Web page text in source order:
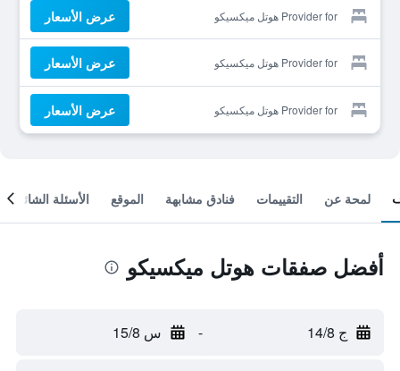
Provider for هوتل ميكسيكو عرض الأسعار
Provider for هوتل ميكسيكو عرض الأسعار
Provider for هوتل ميكسيكو عرض الأسعار
لمحة عن التقييمات فنادق مشابهة الموقع الأسئلة الشائعة
أفضل صفقات هوتل ميكسيكو
ج 14/8 - س 15/8